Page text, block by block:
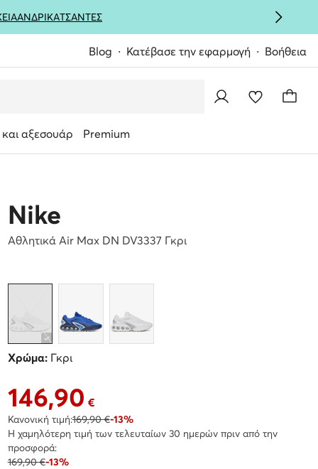
ΑΝΔΡΙΚΑΤΣΑΝΤΕΣ
Blog Κατέβασε την εφαρμογή Βοήθεια
αξεσουάρ Premium
Nike
Αθλητικά Air Max DN DV3337 Γκρι
Χρώμα:Γκρι
Τρέχουσα τιμή 146,90 €
146,90 €
Κανονική τιμή:169,90 €-13%
Η χαμηλότερη τιμή των τελευταίων 30 ημερών πριν από την
προσφορά:
169,90 €-13%